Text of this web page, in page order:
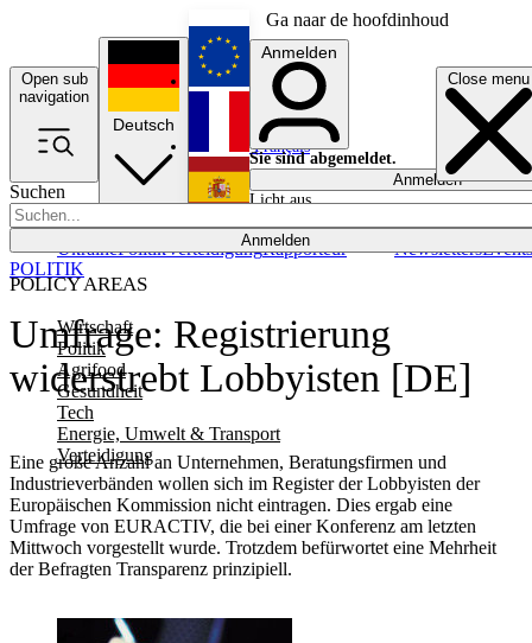
Ga naar de hoofdinhoud
Open sub
navigation
Close menu
Suchen
Anmelden
POLICY AREAS
Wirtschaft
Politik
Agrifood
Gesundheit
Tech
Energie, Umwelt & Transport
Verteidigung
UkrainePolitikVerteidigungRapporteur NewslettersEvents
Deutsch
English
Français
Anmelden
Sie sind abgemeldet.
Anmelden
Licht aus
Umfrage: Registrierung
widerstrebt Lobbyisten [DE]
Eine große Anzahl an Unternehmen, Beratungsfirmen und
Industrieverbänden wollen sich im Register der Lobbyisten der
Europäischen Kommission nicht eintragen. Dies ergab eine
Umfrage von EURACTIV, die bei einer Konferenz am letzten
Mittwoch vorgestellt wurde. Trotzdem befürwortet eine Mehrheit
der Befragten Transparenz prinzipiell.
POLITIK